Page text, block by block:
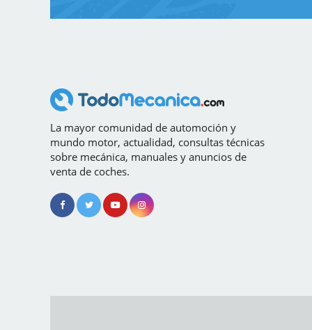
La mayor comunidad de automoción y
mundo motor, actualidad, consultas técnicas
sobre mecánica, manuales y anuncios de
venta de coches.